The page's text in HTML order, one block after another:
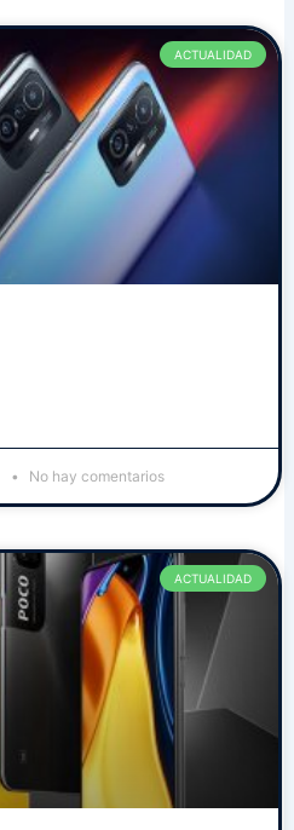
ACTUALIDAD
No hay comentarios
ACTUALIDAD